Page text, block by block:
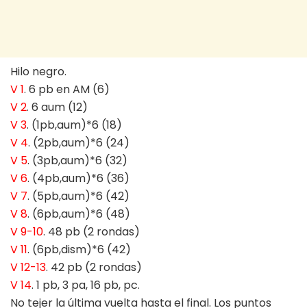
Hilo negro.
V 1. 6 pb en AM (6)
V 2. 6 aum (12)
V 3. (1pb,aum)*6 (18)
V 4. (2pb,aum)*6 (24)
V 5. (3pb,aum)*6 (32)
V 6. (4pb,aum)*6 (36)
V 7. (5pb,aum)*6 (42)
V 8. (6pb,aum)*6 (48)
V 9-10. 48 pb (2 rondas)
V 11. (6pb,dism)*6 (42)
V 12-13. 42 pb (2 rondas)
V 14. 1 pb, 3 pa, 16 pb, pc.
No tejer la última vuelta hasta el final. Los puntos